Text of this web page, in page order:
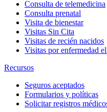
Consulta de telemedicina
Consulta prenatal
Visita de bienestar
Visitas Sin Cita
Visitas de recién nacidos
Visitas por enfermedad
Recursos
Seguros aceptados
Formularios y políticas
Solicitar registros